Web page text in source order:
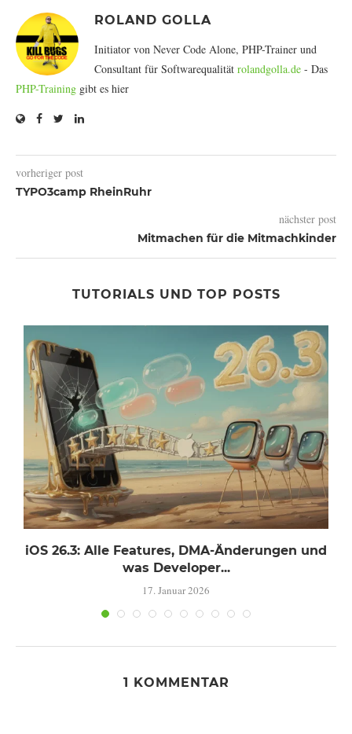
ROLAND GOLLA
Initiator von Never Code Alone, PHP-Trainer und
Consultant für Softwarequalität rolandgolla.de - Das
PHP-Training gibt es hier
vorheriger post
TYPO3camp RheinRuhr
nächster post
Mitmachen für die Mitmachkinder
TUTORIALS UND TOP POSTS
iOS 26.3: Alle Features, DMA-Änderungen und
was Developer...
17. Januar 2026
1 KOMMENTAR